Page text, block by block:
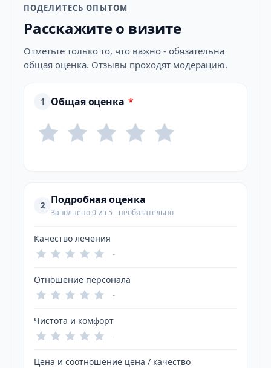
ПОДЕЛИТЕСЬ ОПЫТОМ
Расскажите о визите
Отметьте только то, что важно - обязательна
общая оценка. Отзывы проходят модерацию.
1 Общая оценка *
2 Подробная оценка
Заполнено 0 из 5 - необязательно
Качество лечения
-
Отношение персонала
-
Чистота и комфорт
-
Цена и соотношение цена / качество